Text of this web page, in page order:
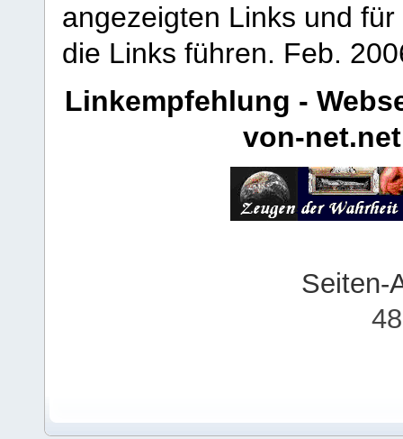
angezeigten Links und
die Links führen. Feb.
Linkempfehlung -
von-net.net
Seiten-